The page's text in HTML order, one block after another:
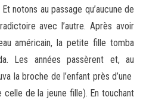
notons au passage qu’aucune de
avec l’autre. Après avoir
américain, la petite fille tomba
Les années passèrent et, au
la broche de l’enfant près d’une
de la jeune fille). En touchant